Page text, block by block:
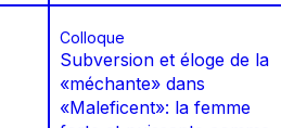
Colloque
Subversion et éloge de la
«méchante» dans
«Maleficent»: la femme